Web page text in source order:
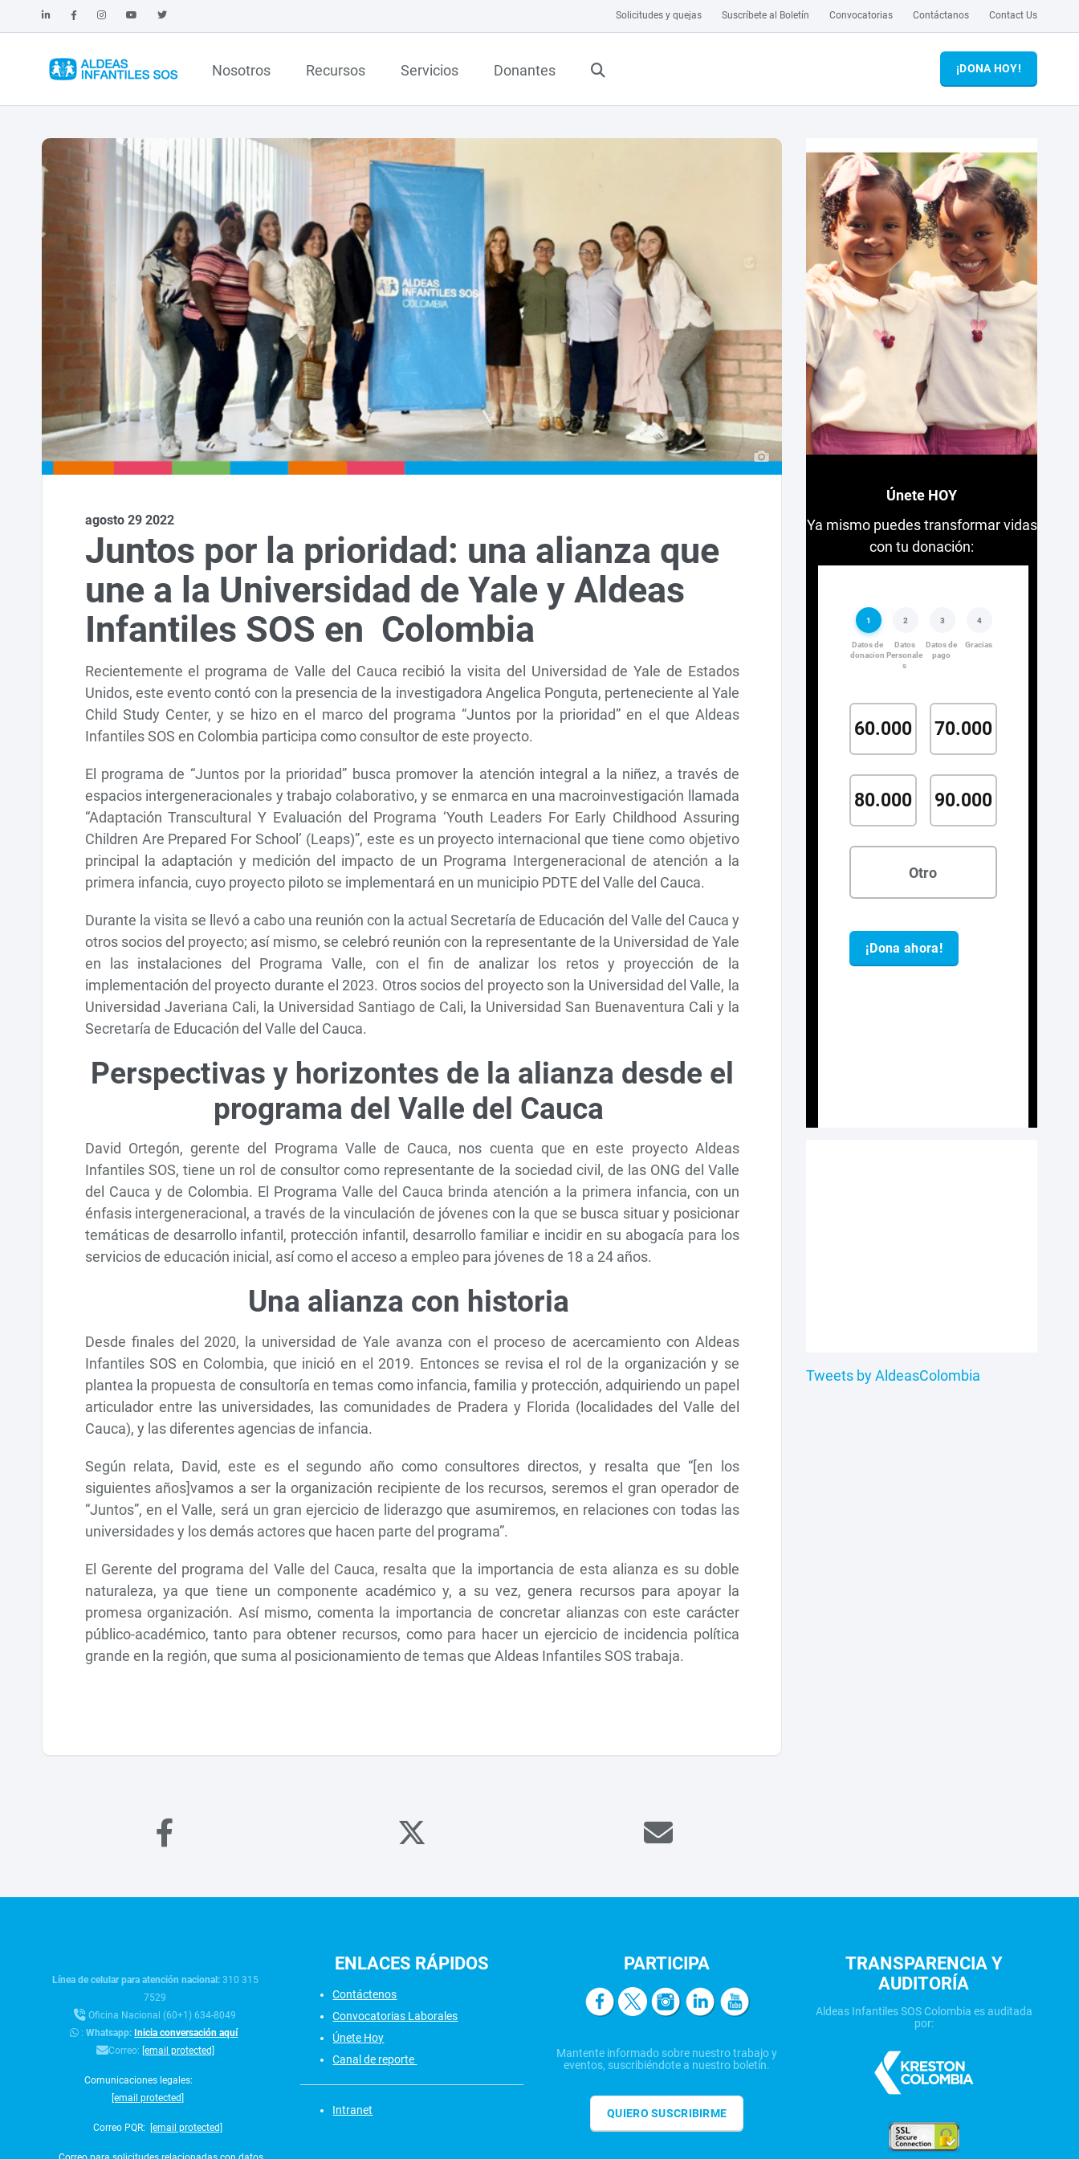
Solicitudes y quejas Suscríbete al Boletín Convocatorias Contáctanos Contact Us
Nosotros Recursos Servicios Donantes ¡DONA HOY!
agosto 29 2022
Juntos por la prioridad: una alianza que
une a la Universidad de Yale y Aldeas
Infantiles SOS en Colombia
Recientemente el programa de Valle del Cauca recibió la visita del Universidad de Yale de Estados
Unidos, este evento contó con la presencia de la investigadora Angelica Ponguta, perteneciente al Yale
Child Study Center, y se hizo en el marco del programa “Juntos por la prioridad” en el que Aldeas
Infantiles SOS en Colombia participa como consultor de este proyecto.
El programa de “Juntos por la prioridad” busca promover la atención integral a la niñez, a través de
espacios intergeneracionales y trabajo colaborativo, y se enmarca en una macroinvestigación llamada
“Adaptación Transcultural Y Evaluación del Programa ‘Youth Leaders For Early Childhood Assuring
Children Are Prepared For School’ (Leaps)”, este es un proyecto internacional que tiene como objetivo
principal la adaptación y medición del impacto de un Programa Intergeneracional de atención a la
primera infancia, cuyo proyecto piloto se implementará en un municipio PDTE del Valle del Cauca.
Durante la visita se llevó a cabo una reunión con la actual Secretaría de Educación del Valle del Cauca y
otros socios del proyecto; así mismo, se celebró reunión con la representante de la Universidad de Yale
en las instalaciones del Programa Valle, con el fin de analizar los retos y proyección de la
implementación del proyecto durante el 2023. Otros socios del proyecto son la Universidad del Valle, la
Universidad Javeriana Cali, la Universidad Santiago de Cali, la Universidad San Buenaventura Cali y la
Secretaría de Educación del Valle del Cauca.
Perspectivas y horizontes de la alianza desde el
programa del Valle del Cauca
David Ortegón, gerente del Programa Valle de Cauca, nos cuenta que en este proyecto Aldeas
Infantiles SOS, tiene un rol de consultor como representante de la sociedad civil, de las ONG del Valle
del Cauca y de Colombia. El Programa Valle del Cauca brinda atención a la primera infancia, con un
énfasis intergeneracional, a través de la vinculación de jóvenes con la que se busca situar y posicionar
temáticas de desarrollo infantil, protección infantil, desarrollo familiar e incidir en su abogacía para los
servicios de educación inicial, así como el acceso a empleo para jóvenes de 18 a 24 años.
Una alianza con historia
Desde finales del 2020, la universidad de Yale avanza con el proceso de acercamiento con Aldeas
Infantiles SOS en Colombia, que inició en el 2019. Entonces se revisa el rol de la organización y se
plantea la propuesta de consultoría en temas como infancia, familia y protección, adquiriendo un papel
articulador entre las universidades, las comunidades de Pradera y Florida (localidades del Valle del
Cauca), y las diferentes agencias de infancia.
Según relata, David, este es el segundo año como consultores directos, y resalta que “[en los
siguientes años]vamos a ser la organización recipiente de los recursos, seremos el gran operador de
“Juntos”, en el Valle, será un gran ejercicio de liderazgo que asumiremos, en relaciones con todas las
universidades y los demás actores que hacen parte del programa”.
El Gerente del programa del Valle del Cauca, resalta que la importancia de esta alianza es su doble
naturaleza, ya que tiene un componente académico y, a su vez, genera recursos para apoyar la
promesa organización. Así mismo, comenta la importancia de concretar alianzas con este carácter
público-académico, tanto para obtener recursos, como para hacer un ejercicio de incidencia política
grande en la región, que suma al posicionamiento de temas que Aldeas Infantiles SOS trabaja.
Únete HOY
Ya mismo puedes transformar vidas
con tu donación:
Tweets by AldeasColombia
Línea de celular para atención nacional: 310 315
7529
Oficina Nacional (60+1) 634-8049
:Whatsapp: Inicia conversación aquí
Correo: [email protected]
Comunicaciones legales:
[email protected]
Correo PQR: [email protected]
ENLACES RÁPIDOS
Contáctenos
Convocatorias Laborales
Únete Hoy
Canal de reporte
Intranet
PARTICIPA
Mantente informado sobre nuestro trabajo y
eventos, suscribiéndote a nuestro boletín.
QUIERO SUSCRIBIRME
TRANSPARENCIA Y
AUDITORÍA
Aldeas Infantiles SOS Colombia es auditada
por: